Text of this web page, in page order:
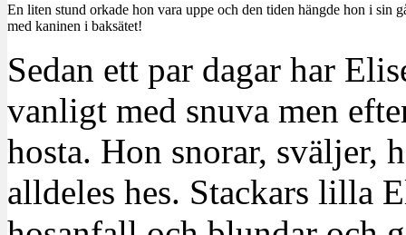
En liten stund orkade hon vara uppe och den tiden hängde hon i sin
med kaninen i baksätet!
Sedan ett par dagar har
vanligt med snuva men
hosta. Hon snorar, sväljer,
alldeles hes. Stackars lilla